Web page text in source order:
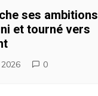
ses ambitions
et tourné vers
0